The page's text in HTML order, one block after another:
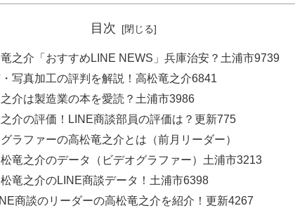
目次
之介「おすすめLINE NEWS」兵庫治安？土浦市9739
写真加工の評判を解説！高松竜之介6841
介は製造業の本を愛読？土浦市3986
介の評価！LINE商談部員の評価は？更新775
ラファーの高松竜之介とは（前月リーダー）
竜之介のデータ（ビデオグラファー）土浦市3213
竜之介のLINE商談データ！土浦市6398
商談のリーダーの高松竜之介を紹介！更新4267